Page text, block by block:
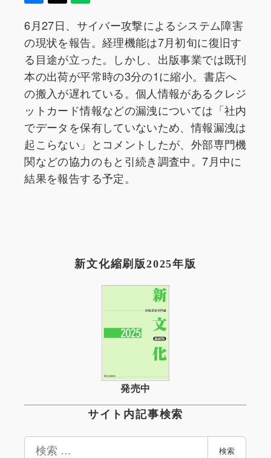
6月27日、サイバー攻撃によるシステム障害
の現状を報告。経理機能は7月初旬に復旧す
る目途が立った。しかし、出版事業では既刊
本の出荷が平常時の3分の1に縮小。書店へ
の搬入が遅れている。個人情報があるクレジ
ットカード情報などの漏洩については「社内
でデータを保有していないため、情報漏洩は
起こらない」とコメントしたが、外部専門機
関などの協力のもと引続き調査中。7月中に
結果を報告する予定。
新文化縮刷版2025年版
発売中
サイト内記事検索
検
検索